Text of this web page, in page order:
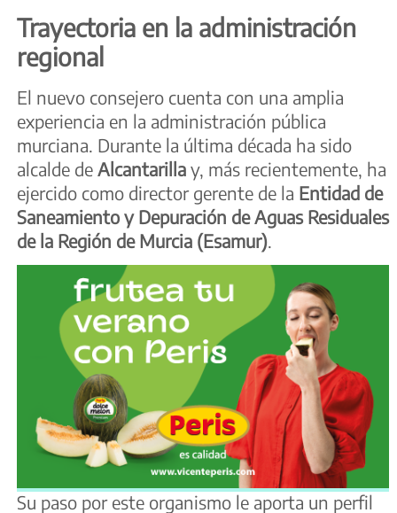
Trayectoria en la administración
regional
El nuevo consejero cuenta con una amplia
experiencia en la administración pública
murciana. Durante la última década ha sido
alcalde de Alcantarilla y, más recientemente, ha
ejercido como director gerente de la Entidad de
Saneamiento y Depuración de Aguas Residuales
de la Región de Murcia (Esamur)
Su paso por este organismo le aporta un perfil